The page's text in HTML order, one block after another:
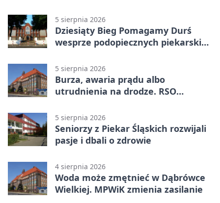
5 sierpnia 2026
Dziesiąty Bieg Pomagamy Durś
wesprze podopiecznych piekarskich
5 sierpnia 2026
Burza, awaria prądu albo
utrudnienia na drodze. RSO
5 sierpnia 2026
Seniorzy z Piekar Śląskich rozwijali
pasje i dbali o zdrowie
4 sierpnia 2026
Woda może zmętnieć w Dąbrówce
Wielkiej. MPWiK zmienia zasilanie